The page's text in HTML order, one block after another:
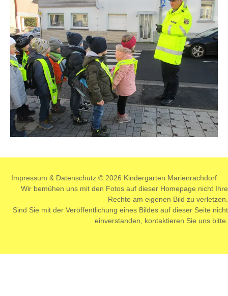
Impressum & Datenschutz © 2026 Kindergarten Marienrachdorf
Wir bemühen uns mit den Fotos auf dieser Homepage nicht Ihre
Rechte am eigenen Bild zu verletzen.
Sind Sie mit der Veröffentlichung eines Bildes auf dieser Seite nicht
einverstanden, kontaktieren Sie uns bitte.